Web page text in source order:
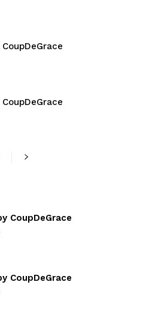
CoupDeGrace
CoupDeGrace